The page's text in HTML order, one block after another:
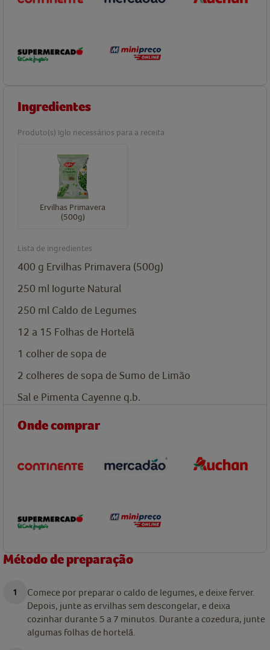
Ingredientes
Produto(s) Iglo necessários para a receita
Ervilhas Primavera
(500g)
Lista de ingredientes
400 g Ervilhas Primavera (500g)
250 ml Iogurte Natural
250 ml Caldo de Legumes
12 a 15 Folhas de Hortelã
1 colher de sopa de
2 colheres de sopa de Sumo de Limão
Sal e Pimenta Cayenne q.b.
Onde comprar
Método de preparação
Comece por preparar o caldo de legumes, e deixe ferver.
Depois, junte as ervilhas sem descongelar, e deixa
cozinhar durante 5 a 7 minutos. Durante a cozedura, junte
algumas folhas de hortelã.